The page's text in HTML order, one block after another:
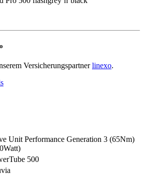
Versicherungspartnerlinexo.
Unit Performance Generation 3 (65Nm)
500